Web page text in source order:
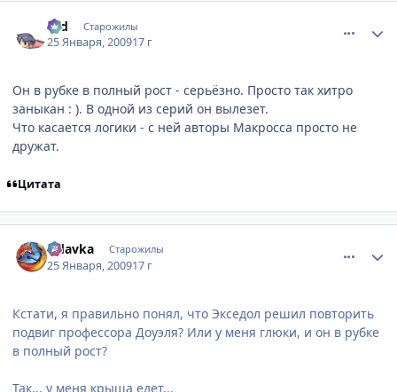
Old Старожилы
25 Января, 200917 г
Он в рубке в полный рост - серьёзно. Просто так хитро
заныкан : ). В одной из серий он вылезет.
Что касается логики - с ней авторы Макросса просто не
дружат.
Цитата
Udavka Старожилы
25 Января, 200917 г
Кстати, я правильно понял, что Экседол решил повторить
подвиг профессора Доуэля? Или у меня глюки, и он в рубке
в полный рост?
Так... у меня крыша едет...